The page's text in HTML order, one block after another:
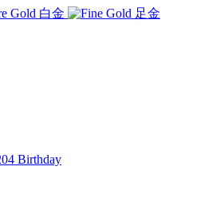
白金
足金